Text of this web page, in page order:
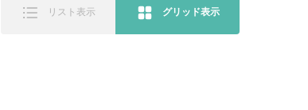
リスト表示 グリッド表示